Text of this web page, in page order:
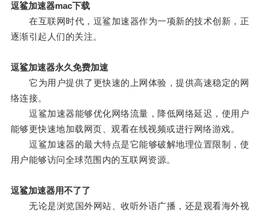
逗鲨加速器mac下载
在互联网时代，逗鲨加速器作为一项新的技术创新，正
逐渐引起人们的关注。
逗鲨加速器永久免费加速
它为用户提供了更快速的上网体验，提供高速稳定的网
络连接。
逗鲨加速器能够优化网络流量，降低网络延迟，使用户
能够更快速地加载网页、观看在线视频或进行网络游戏。
逗鲨加速器的最大特点是它能够破解地理位置限制，使
用户能够访问全球范围内的互联网资源。
逗鲨加速器用不了了
无论是浏览国外网站、收听外语广播，还是观看海外视